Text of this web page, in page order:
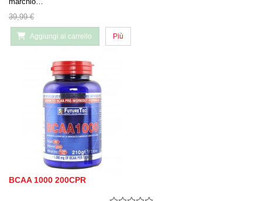
39,99 €
Aggiungi al carrello Più
BCAA 1000 200CPR